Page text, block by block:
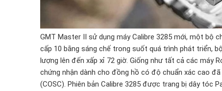
GMT Master II sử dụng máy Calibre 3285 mới, một bộ
cấp 10 bằng sáng chế trong suốt quá trình phát triển,
lượng lên đến xấp xỉ 72 giờ. Giống như tất cả các máy
chứng nhận dành cho đồng hồ có độ chuẩn xác cao
(COSC). Phiên bản Calibre 3285 được trang bị dây tóc